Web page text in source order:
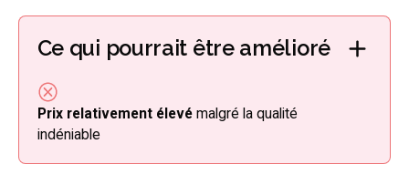
Ce qui pourrait être amélioré
Prix relativement élevémalgré la qualité
indéniable